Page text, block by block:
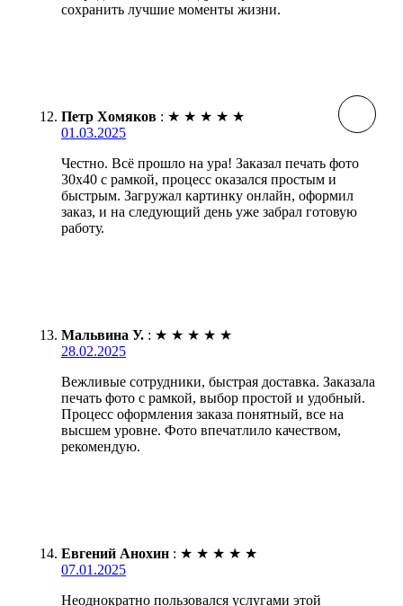
сохранить лучшие моменты жизни.
Петр Хомяков : ★ ★ ★ ★ ★
01.03.2025
Честно. Всё прошло на ура! Заказал печать фото
30х40 с рамкой, процесс оказался простым и
быстрым. Загружал картинку онлайн, оформил
заказ, и на следующий день уже забрал готовую
работу.
Мальвина У. : ★ ★ ★ ★ ★
28.02.2025
Вежливые сотрудники, быстрая доставка. Заказала
печать фото с рамкой, выбор простой и удобный.
Процесс оформления заказа понятный, все на
высшем уровне. Фото впечатлило качеством,
рекомендую.
Евгений Анохин : ★ ★ ★ ★ ★
07.01.2025
Неоднократно пользовался услугами этой